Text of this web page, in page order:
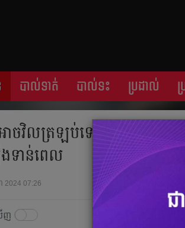
បាល់ទាត់ បាល់ទះ ប្រដាល់
ាចវិលត្រឡប់ទៅជួយជម្រើសជា
ទាន់ពេល
2024 07:26
ញ